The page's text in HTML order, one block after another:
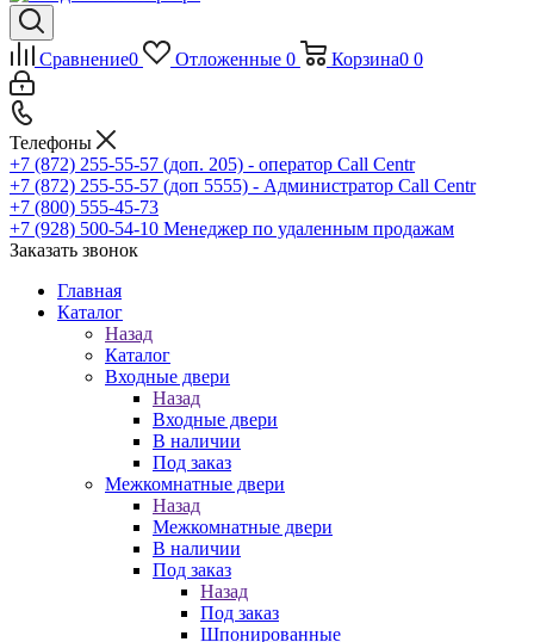
Сравнение0 Отложенные 0 Корзина0 0
Телефоны
+7 (872) 255-55-57 (доп. 205) - оператор Call Centr
+7 (872) 255-55-57 (доп 5555) - Администратор Call Centr
+7 (800) 555-45-73
+7 (928) 500-54-10 Менеджер по удаленным продажам
Заказать звонок
Главная
Каталог
Назад
Каталог
Входные двери
Назад
Входные двери
В наличии
Под заказ
Межкомнатные двери
Назад
Межкомнатные двери
В наличии
Под заказ
Назад
Под заказ
Шпонированные